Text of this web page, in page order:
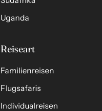
Uganda
Reiseart
Familienreisen
Flugsafaris
Individualreisen